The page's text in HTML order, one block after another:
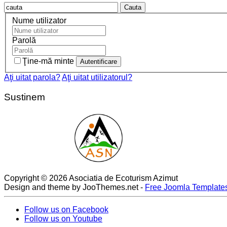
Cauta
Nume utilizator
Parolă
Ţine-mă minte
Aţi uitat parola?Aţi uitat utilizatorul?
Sustinem
Copyright © 2026 Asociatia de Ecoturism Azimut
Design and theme by JooThemes.net - Free Joomla
Follow us on Facebook
Follow us on Youtube